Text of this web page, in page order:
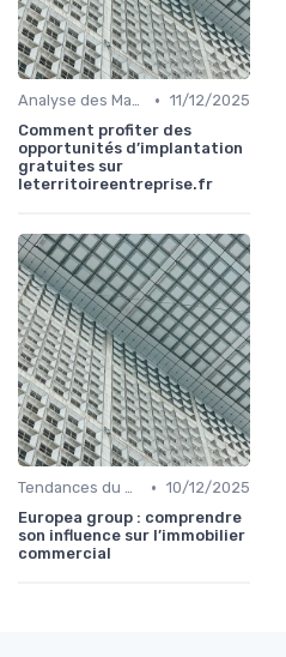
Analyse des Marchés Locaux et Globaux • 11/12/2025
Comment profiter des
opportunités d’implantation
gratuites sur
leterritoireentreprise.fr
Tendances du Marché Immobilier Commercial • 10/12/2025
Europea group : comprendre
son influence sur l’immobilier
commercial